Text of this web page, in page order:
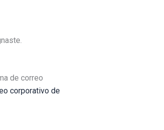
de correo
corporativo de